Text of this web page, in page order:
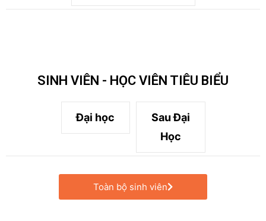
SINH VIÊN - HỌC VIÊN TIÊU BIỂU
Đại học
Sau Đại
Học
Toàn bộ sinh viên